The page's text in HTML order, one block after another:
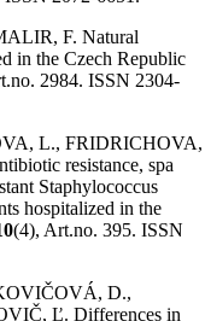
F. Natural
in the Czech Republic
2984. ISSN 2304-
L., FRIDRICHOVA,
resistance, spa
Staphylococcus
hospitalized in the
(4), Art.no. 395. ISSN
D.,
Ľ. Differences in